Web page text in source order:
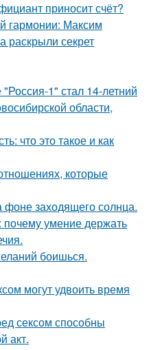
приносит счёт?
гармонии: Максим
раскрыли секрет
1" стал 14-летний
области,
что это такое и как
которые
фоне заходящего солнца.
умение держать
боишься.
могут удвоить время
сексом способны
акт.